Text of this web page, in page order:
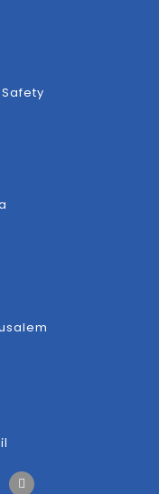
Y
o